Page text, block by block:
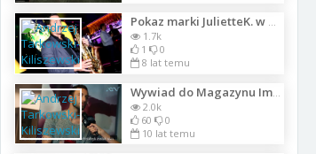
Pokaz marki JulietteK. w Unique Club Lounge Sopot 11.08.2018
1.7k
1
0
8 lat temu
2.0k
60
0
10 lat temu